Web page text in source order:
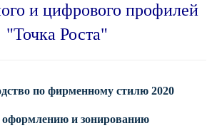
и цифрового профилей
"Точка Роста"
по фирменному стилю 2020
оформлению и зонированию